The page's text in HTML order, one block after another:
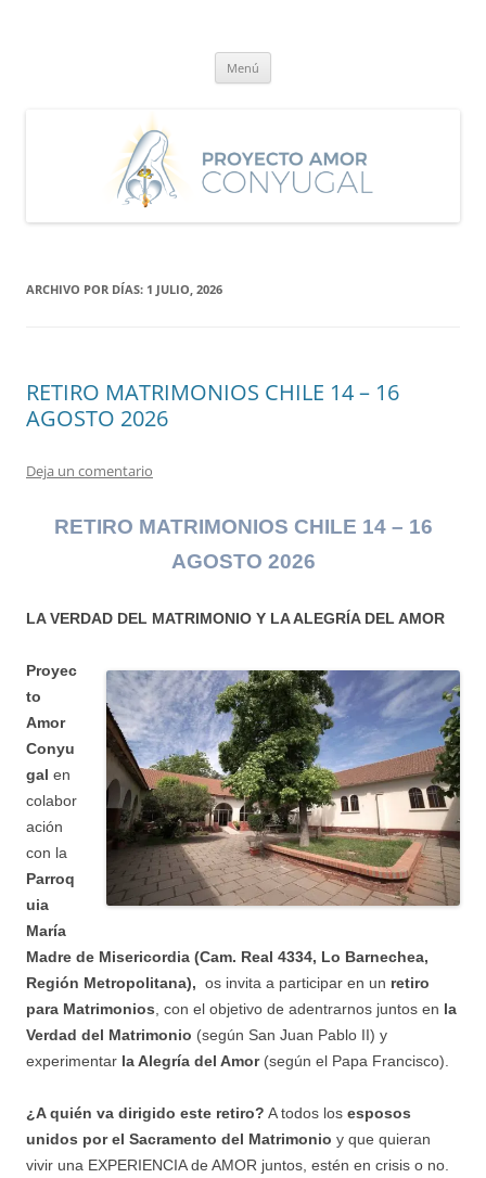
Menú
ARCHIVO POR DÍAS: 1 JULIO, 2026
RETIRO MATRIMONIOS CHILE 14 – 16
AGOSTO 2026
Deja un comentario
RETIRO MATRIMONIOS CHILE 14 – 16
AGOSTO 2026
LA VERDAD DEL MATRIMONIO Y LA ALEGRÍA DEL AMOR
Proyec
to
Amor
Conyu
gal en
colabor
ación
con la
Parroq
uia
María
Madre de Misericordia (Cam. Real 4334, Lo Barnechea,
Región Metropolitana), os invita a participar en un retiro
para Matrimonios , con el objetivo de adentrarnos juntos en la
Verdad del Matrimonio (según San Juan Pablo II) y
experimentar la Alegría del Amor(según el Papa Francisco).
¿A quién va dirigido este retiro? A todos los esposos
unidos por el Sacramento del Matrimonio y que quieran
vivir una EXPERIENCIA de AMOR juntos, estén en crisis o no.